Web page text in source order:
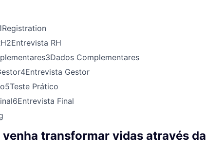
Registration
2Entrevista RH
3Dados Complementares
4Entrevista Gestor
5Teste Prático
6Entrevista Final
venha transformar vidas através da